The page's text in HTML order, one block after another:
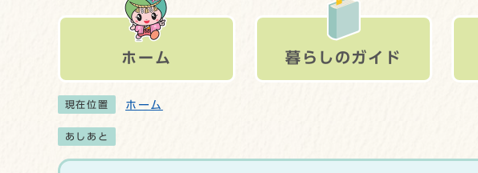
ホーム 暮らしのガイド
現在位置 ホーム
あしあと